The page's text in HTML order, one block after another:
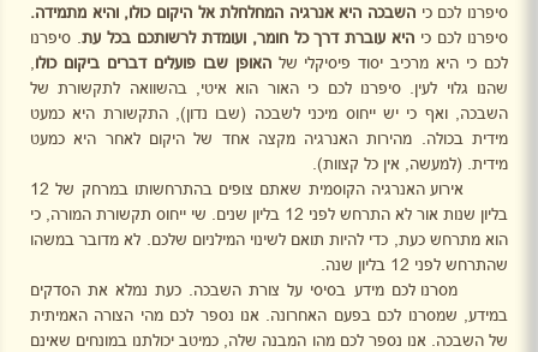
סיפרנו לכם כי השבכה היא אנרגיה המחלחלת אל היקום כולו, והיא מתמידה.
סיפרנו לכם כי היא עוברת דרך כל חומר, ועומדת לרשותכם בכל עת . סיפרנו
לכם כי היא מרכיב יסוד פיסיקלי שלהאופן שבו פועלים דברים ביקום כולו
שהנו גלוי לעין. סיפרנו לכם כי האור הוא איטי, בהשוואה לתקשורת של
השבכה, ואף כי יש ייחוס מיכני לשבכה (שבו נדון), התקשורת היא כמעט
מידית בכולה. מהירות האנרגיה מקצה אחד של היקום לאחר היא כמעט
מידית. (למעשה, אין כל קצוות).
אירוע האנרגיה הקוסמית שאתם צופים בהתרחשותו במרחק של 12
בליון שנות אור לא התרחש לפני 12 בליון שנים. שי ייחוס תקשורת המורה, כי
הוא מתרחש כעת, כדי להיות תואם לשינוי המילניום שלכם. לא מדובר במשהו
שהתרחש לפני 12 בליון שנה.
מסרנו לכם מידע בסיסי על צורת השבכה. כעת נמלא את הסדקים
במידע, שמסרנו לכם בפעם האחרונה. אנו נספר לכם מהי הצורה האמיתית
של השבכה. אנו נספר לכם מהו המבנה שלה, כמיטב יכולתנו במונחים שאינם